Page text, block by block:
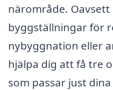
närområde.
byggställningar för
nybyggnation eller
hjälpa dig att få tre
som passar just